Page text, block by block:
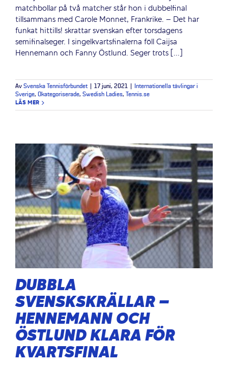
matchbollar på två matcher står hon i dubbelfinal
tillsammans med Carole Monnet, Frankrike. – Det har
funkat hittills! skrattar svenskan efter torsdagens
semifinalseger. I singelkvartsfinalerna föll Caijsa
Hennemann och Fanny Östlund. Seger trots [...]
Av Svenska Tennisförbundet 17 juni, 2021
Internationella tävlingar i
Sverige, Okategoriserade, Swedish Ladies, Tennis.se
LÄS MER
DUBBLA
SVENSKSKRÄLLAR –
HENNEMANN OCH
ÖSTLUND KLARA FÖR
KVARTSFINAL